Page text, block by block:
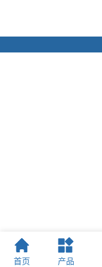
首页 产品